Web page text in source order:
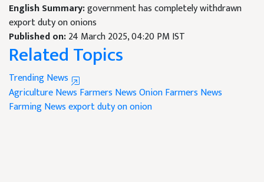
English Summary:government has completely withdrawn
export duty on onions
Published on:24 March 2025, 04:20 PM IST
Related Topics
Trending News
Agriculture News Farmers NewsOnion Farmers News
Farming Newsexport duty on onion